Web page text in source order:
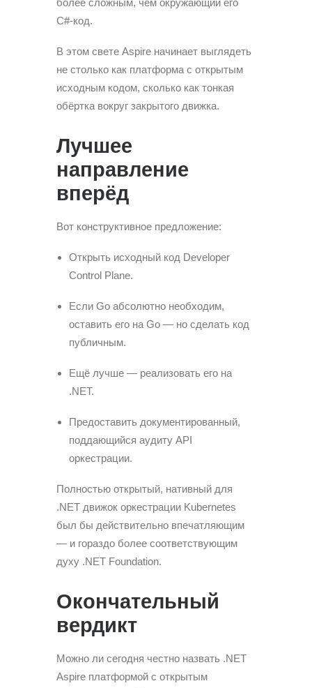
более сложным, чем окружающий его
C#-код.
В этом свете Aspire начинает выглядеть
не столько как платформа с открытым
исходным кодом, сколько как тонкая
обёртка вокруг закрытого движка.
Лучшее
направление
вперёд
Вот конструктивное предложение:
Открыть исходный код Developer
Control Plane.
Если Go абсолютно необходим,
оставить его на Go — но сделать код
публичным.
Ещё лучше — реализовать его на
.NET.
Предоставить документированный,
поддающийся аудиту API
оркестрации.
Полностью открытый, нативный для
.NET движок оркестрации Kubernetes
был бы действительно впечатляющим
— и гораздо более соответствующим
духу .NET Foundation.
Окончательный
вердикт
Можно ли сегодня честно назвать .NET
Aspire платформой с открытым